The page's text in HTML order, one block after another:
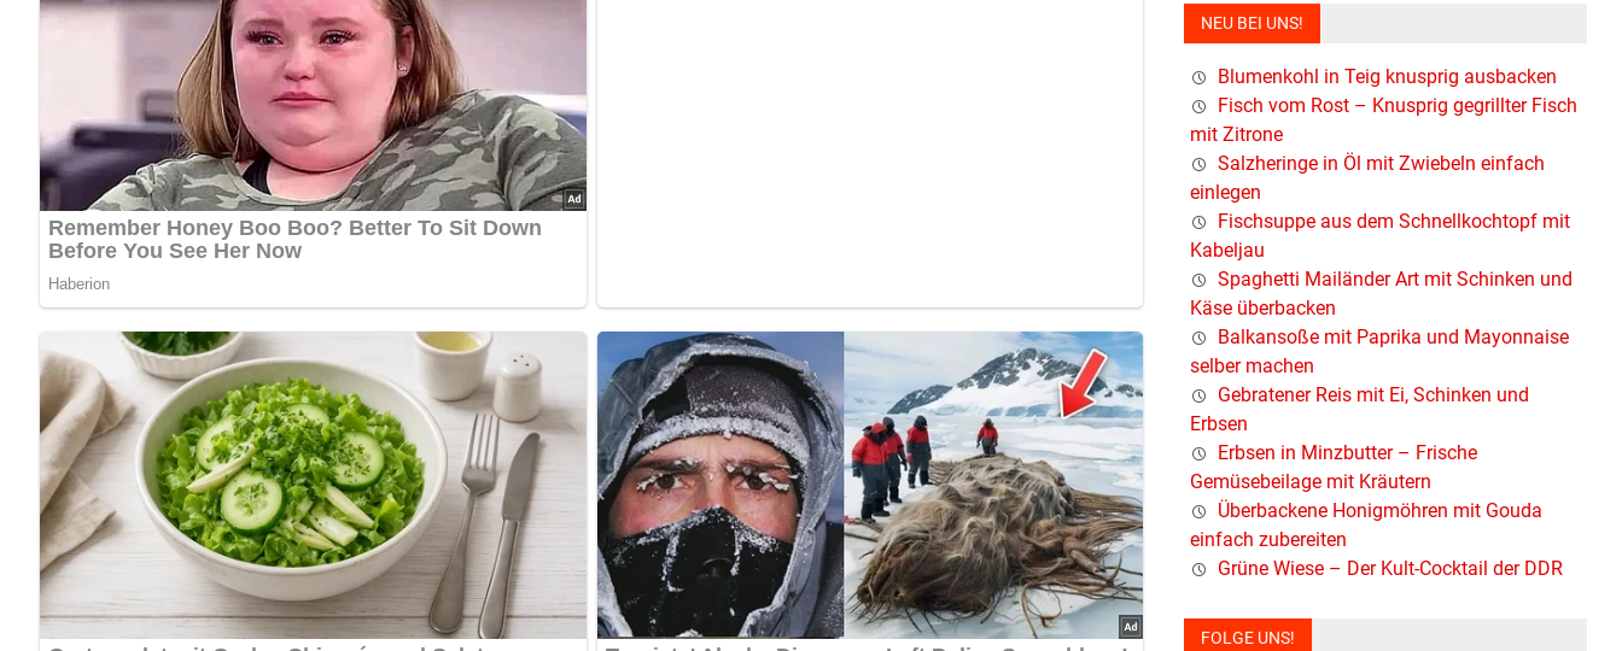
Das nach dem 3-S-System vorbereitete Fischfilet dämpfen, erkalten lassen und zerpflücken.
Blättrig geschnittene Steinpilze werden in etwas Öl angebraten und im eigenen Saft 10 Min. gedünstet. Finden
Konservenchampignons Verwendung, werden dieselben blättrig geschnitten. (Den Aufguß zu einer Suppe verwenden.)
Unter die Joghurt-Mayonnaise die feingehackten Küchenkräuter mischen.
Mit Zitronensaft, einer Prise Zucker und Basilikum abschmecken.
Alles mit Hilfe zweier Gabeln so leicht wie möglich vermengen, bergartig anrichten, mit halben Champignons und Petersilie
garnieren.
Kennst du schon unser tolles DDR-Quiz?
Pin mich!
NEU BEI UNS!
Blumenkohl in Teig knusprig ausbacken
Fisch vom Rost – Knusprig gegrillter Fisch
mit Zitrone
Salzheringe in Öl mit Zwiebeln einfach
einlegen
Fischsuppe aus dem Schnellkochtopf mit
Kabeljau
Spaghetti Mailänder Art mit Schinken und
Käse überbacken
Balkansoße mit Paprika und Mayonnaise
selber machen
Gebratener Reis mit Ei, Schinken und
Erbsen
Erbsen in Minzbutter – Frische
Gemüsebeilage mit Kräutern
Überbackene Honigmöhren mit Gouda
einfach zubereiten
Grüne Wiese – Der Kult-Cocktail der DDR
FOLGE UNS!